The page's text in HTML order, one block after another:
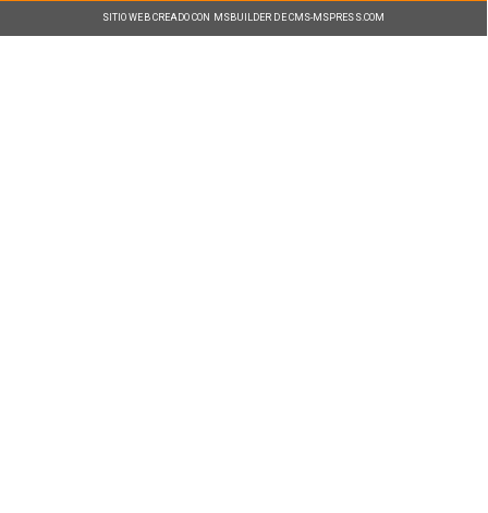
SITIO WEB CREADO CON MSBUILDER DE CMS-MSPRESS.COM